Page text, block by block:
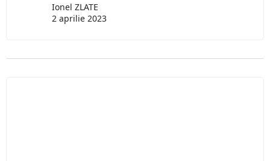
Ionel ZLATE
2 aprilie 2023